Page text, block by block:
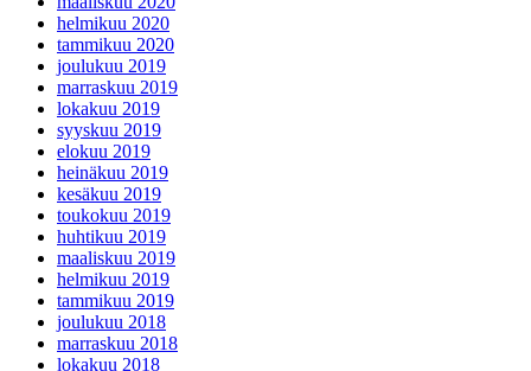
helmikuu 2020
tammikuu 2020
joulukuu 2019
marraskuu 2019
lokakuu 2019
syyskuu 2019
elokuu 2019
heinäkuu 2019
kesäkuu 2019
toukokuu 2019
huhtikuu 2019
maaliskuu 2019
helmikuu 2019
tammikuu 2019
joulukuu 2018
marraskuu 2018
lokakuu 2018